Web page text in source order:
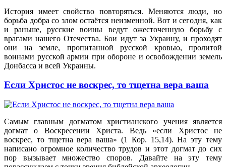
История имеет свойство повторяться. Меняются люди, но
борьба добра со злом остаётся неизменной. Вот и сегодня, как
и раньше, русские воины ведут ожесточенную борьбу с
врагами нашего Отечества. Бои идут за Украину, и проходят
они на земле, пропитанной русской кровью, пролитой
воинами русской армии при обороне и освобождении земель
Донбасса и всей Украины.
Если Христос не воскрес, то тщетна вера ваша
Самым главным догматом христианского учения является
догмат о Воскресении Христа. Ведь «если Христос не
воскрес, то тщетна вера ваша» (1 Кор. 15,14). На эту тему
написано огромное количество трудов и этот догмат до сих
пор вызывает множество споров. Давайте на эту тему